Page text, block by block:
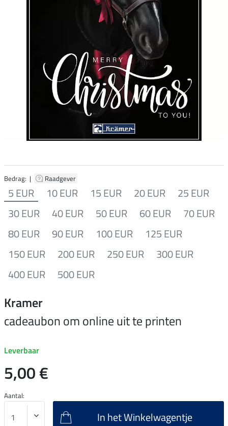
Bedrag: | Raadgever
5 EUR 10 EUR 15 EUR 20 EUR
25 EUR
30 EUR
40 EUR 50 EUR 60 EUR
70 EUR
80 EUR
90 EUR 100 EUR
125 EUR
150 EUR
200 EUR 250 EUR
300 EUR
400 EUR
500 EUR
Kramer
cadeaubon om online uit te printen
Leverbaar
5,00 €
Aantal:
In het Winkelwagentje